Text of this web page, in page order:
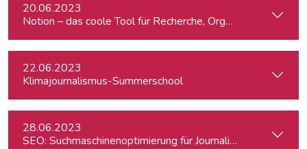
20.06.2023
Notion – das coole Tool für Recherche, Organisation &
22.06.2023
Klimajournalismus-Summerschool
28.06.2023
SEO: Suchmaschinenoptimierung für Journalist:innen